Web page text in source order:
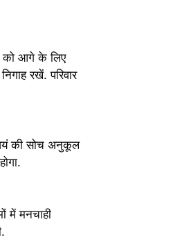
को आगे के लिए
रखें. परिवार
की सोच अनुकूल
में मनचाही